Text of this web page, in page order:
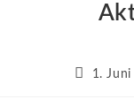
Beitrag
1. Juni